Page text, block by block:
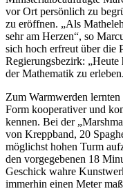
vor Ort persönlich zu
zu eröffnen. „Als
sehr am Herzen“, so
sich hoch erfreut über die
Regierungsbezirk: „Heute
der Mathematik zu
Zum Warmwerden
Form kooperativer und
kennen. Bei der
von Kreppband, 20
möglichst hohen Turm
den vorgegebenen 18
Geschick wahre
immerhin einen Meter